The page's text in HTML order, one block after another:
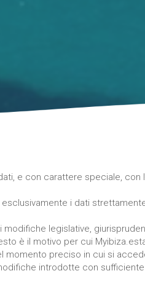
e con carattere speciale, con
i dati
legislative,
è il motivo per cui
preciso in cui si
introdotte con